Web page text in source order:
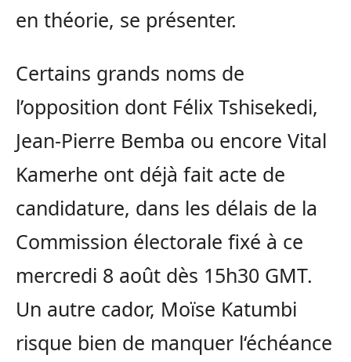
en théorie, se présenter.
Certains grands noms de
l’opposition dont Félix Tshisekedi,
Jean-Pierre Bemba ou encore Vital
Kamerhe ont déjà fait acte de
candidature, dans les délais de la
Commission électorale fixé à ce
mercredi 8 août dès 15h30 GMT.
Un autre cador, Moïse Katumbi
risque bien de manquer l‘échéance